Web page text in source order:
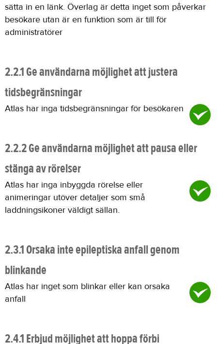
sätta in en länk. Överlag är detta inget som påverkar
besökare utan är en funktion som är till för
administratörer
2.2.1 Ge användarna möjlighet att justera
tidsbegränsningar
Atlas har inga tidsbegränsningar för besökaren
2.2.2 Ge användarna möjlighet att pausa eller
stänga av rörelser
Atlas har inga inbyggda rörelse eller
animeringar utöver detaljer som små
laddningsikoner väldigt sällan.
2.3.1 Orsaka inte epileptiska anfall genom
blinkande
Atlas har inget som blinkar eller kan orsaka
anfall
2.4.1 Erbjud möjlighet att hoppa förbi